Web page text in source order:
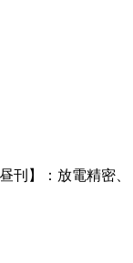
刊】：放電精密